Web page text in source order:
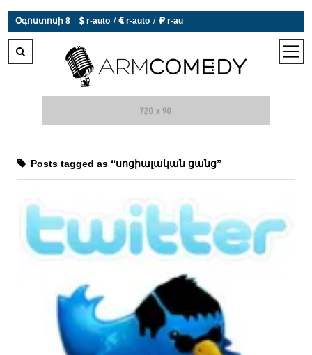
Օգոստոսի 8  r-auto /  r-auto /  r-au
open
Posts tagged as “սոցիալական ցանց”